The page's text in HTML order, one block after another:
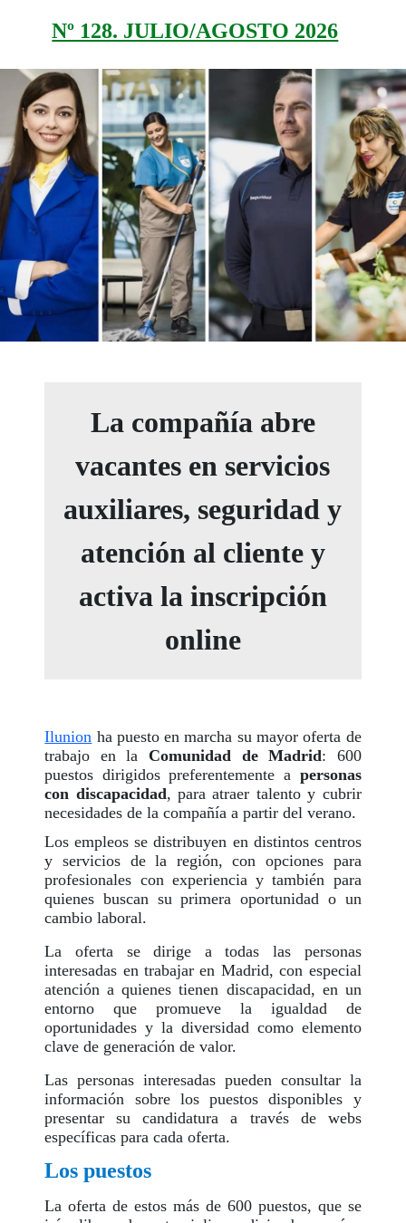
Nº 128. JULIO/AGOSTO 2026
La compañía abre
vacantes en servicios
auxiliares, seguridad y
atención al cliente y
activa la inscripción
online
Ilunion ha puesto en marcha su mayor oferta de
trabajo en la Comunidad de Madrid: 600
puestos dirigidos preferentemente a personas
con discapacidad, para atraer talento y cubrir
necesidades de la compañía a partir del verano.
Los empleos se distribuyen en distintos centros
y servicios de la región, con opciones para
profesionales con experiencia y también para
quienes buscan su primera oportunidad o un
cambio laboral.
La oferta se dirige a todas las personas
interesadas en trabajar en Madrid, con especial
atención a quienes tienen discapacidad, en un
entorno que promueve la igualdad de
oportunidades y la diversidad como elemento
clave de generación de valor.
Las personas interesadas pueden consultar la
información sobre los puestos disponibles y
presentar su candidatura a través de webs
específicas para cada oferta.
Los puestos
La oferta de estos más de 600 puestos, que se